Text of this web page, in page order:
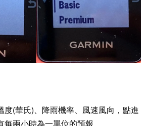
度(華氏)、降雨機率、風速風向，點進
每兩小時為一單位的預報